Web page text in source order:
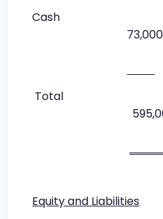
73,000
595,000
‗‗‗‗‗‗‗‗
Equity and Liabilities